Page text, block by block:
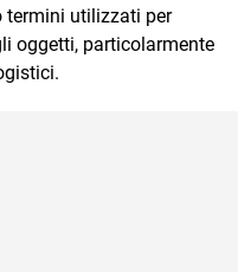
nel sostegno e sono
termini utilizzati per
oggetti, particolarmente